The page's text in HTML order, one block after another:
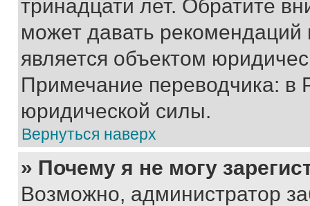
тринадцати лет. Обратите
может давать
является объектом
Примечание переводчика: в
юридической силы.
Вернуться наверх
» Почему я не могу
Возможно, администратор